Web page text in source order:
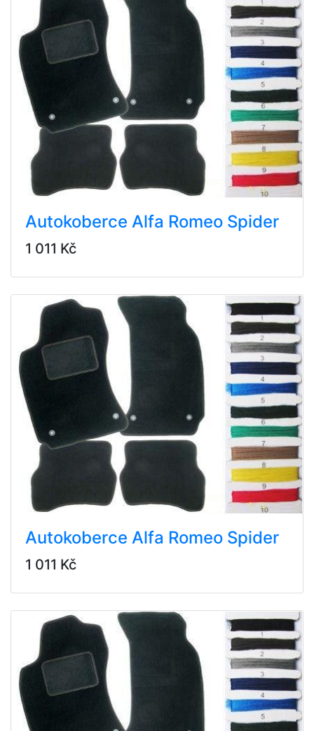
Autokoberce Alfa Romeo Spider
1 011 Kč
Autokoberce Alfa Romeo Spider
1 011 Kč